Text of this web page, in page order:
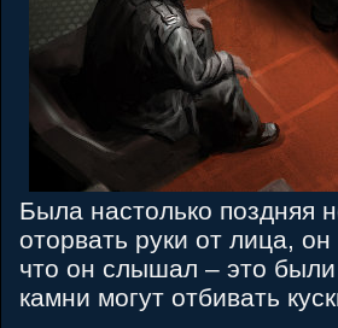
Была настолько поздняя
оторвать руки от лица,
что он слышал – это
камни могут отбивать